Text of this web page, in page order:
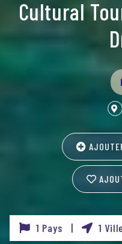
Cultural
1 Pays | 1 Ville